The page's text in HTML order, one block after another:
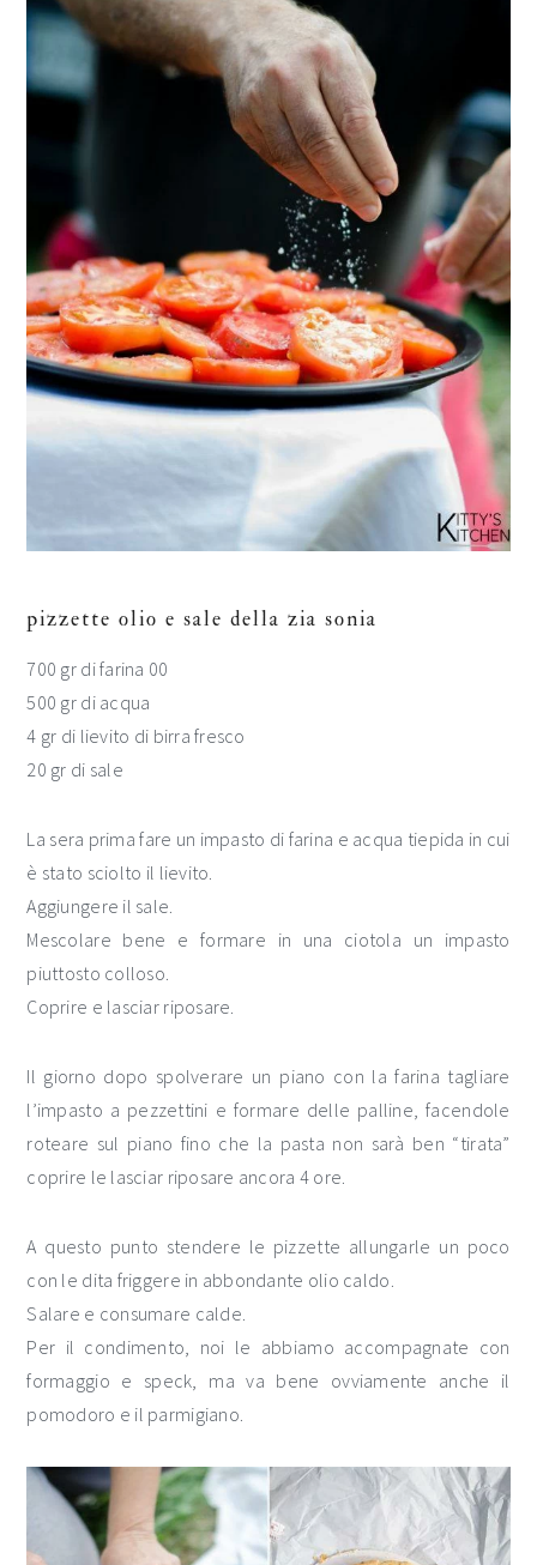
pizzette olio e sale della zia sonia
700 gr di farina 00
500 gr di acqua
4 gr di lievito di birra fresco
20 gr di sale
La sera prima fare un impasto di farina e acqua tiepida in cui
è stato sciolto il lievito.
Aggiungere il sale.
Mescolare bene e formare in una ciotola un impasto
piuttosto colloso.
Coprire e lasciar riposare.
Il giorno dopo spolverare un piano con la farina tagliare
l’impasto a pezzettini e formare delle palline, facendole
roteare sul piano fino che la pasta non sarà ben “tirata”
coprire le lasciar riposare ancora 4 ore.
A questo punto stendere le pizzette allungarle un poco
con le dita friggere in abbondante olio caldo.
Salare e consumare calde.
Per il condimento, noi le abbiamo accompagnate con
formaggio e speck, ma va bene ovviamente anche il
pomodoro e il parmigiano.